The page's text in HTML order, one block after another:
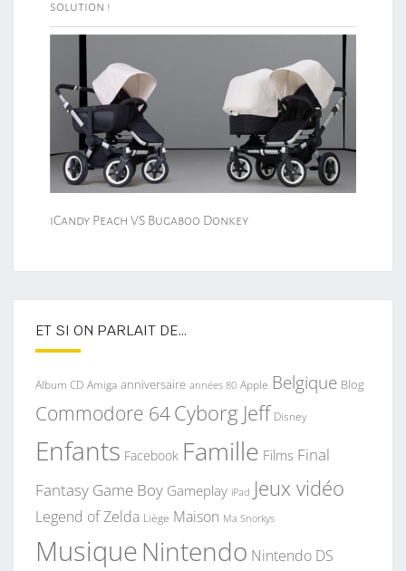
solution !
iCandy Peach VS Bugaboo Donkey
ET SI ON PARLAIT DE…
Album CD Amiga anniversaire années 80 Apple Belgique Blog
Commodore 64Cyborg Jeff Disney
Enfants Facebook Famille Films Final
Fantasy Game Boy Gameplay iPad Jeux vidéo
Legend of Zelda Liège Maison Ma Snorkys
MusiqueNintendo Nintendo DS